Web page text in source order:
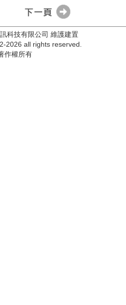
科技有限公司 維護建置
2026 all rights reserved.
作權所有